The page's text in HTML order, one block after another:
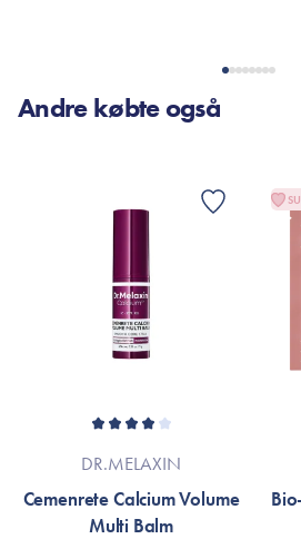
Andre købte også
DR.MELAXIN
Cemenrete Calcium Volume
Multi Balm